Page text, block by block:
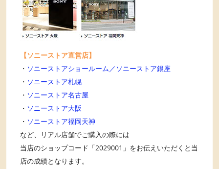
【ソニーストア直営店】
・ ソニーストアショールーム／ソニーストア銀座
・ ソニーストア札幌
・ ソニーストア名古屋
・ ソニーストア大阪
・ ソニーストア福岡天神
など、リアル店舗でご購入の際には
当店のショップコード「2029001」をお伝えいただくと当
店の成績となります。